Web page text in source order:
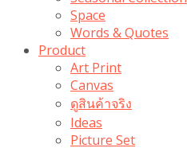
Space
Words & Quotes
Product
Art Print
Canvas
ดูสินค้าจริง
Ideas
Picture Set